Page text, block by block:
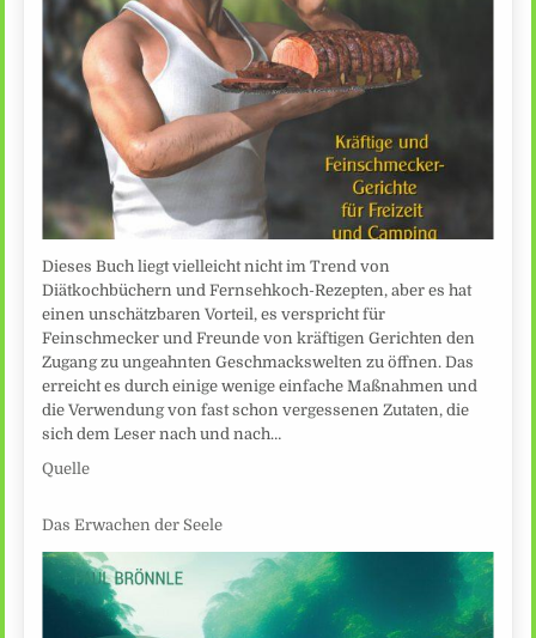
Dieses Buch liegt vielleicht nicht im Trend von
Diätkochbüchern und Fernsehkoch-Rezepten, aber es hat
einen unschätzbaren Vorteil, es verspricht für
Feinschmecker und Freunde von kräftigen Gerichten den
Zugang zu ungeahnten Geschmackswelten zu öffnen. Das
erreicht es durch einige wenige einfache Maßnahmen und
die Verwendung von fast schon vergessenen Zutaten, die
sich dem Leser nach und nach…
Quelle
Das Erwachen der Seele